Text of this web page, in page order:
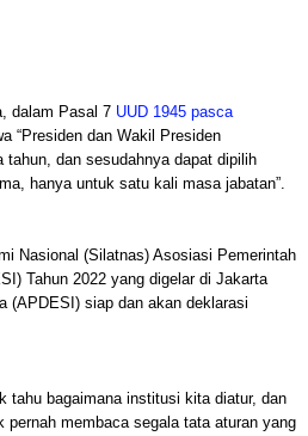
dalam Pasal 7UUD 1945 pasca
“Presiden dan Wakil Presiden
tahun, dan sesudahnya dapat dipilih
hanya untuk satu kali masa jabatan”.
Nasional (Silatnas) Asosiasi Pemerintah
Tahun 2022 yang digelar di Jakarta
(APDESI) siap dan akan deklarasi
tahu bagaimana institusi kita diatur, dan
pernah membaca segala tata aturan yang